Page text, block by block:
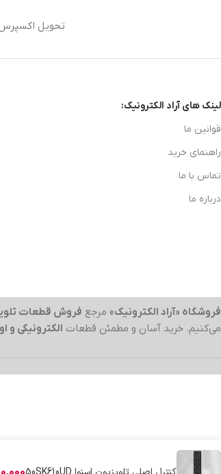
تحویل
لینک های آراد الکترونیک:
قوانین ما
راهنمای خرید
تماس با ما
درباره ما
فروشگاه «آراد الکترونیک» مرجع فروش قطعات
می‌کنیم. خرید آسان و مطمئن قطعات الکترونیکی و